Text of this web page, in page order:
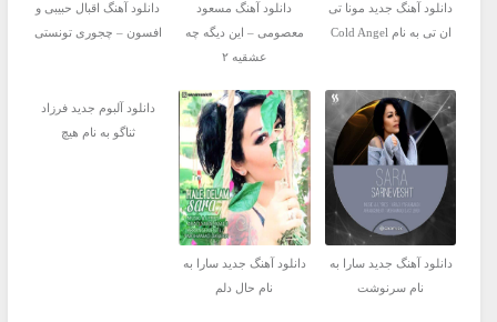
دانلود آهنگ جدید مونا تی
ان تی به نام Cold Angel
دانلود آهنگ مسعود
معصومی – این دیگه چه
عشقیه ۲
دانلود آهنگ اقبال حبیبی و
افسون – چجوری تونستی
دانلود آهنگ جدید سارا به
نام سرنوشت
دانلود آهنگ جدید سارا به
نام حال دلم
دانلود آلبوم جدید فرزاد
ثناگو به نام هیچ